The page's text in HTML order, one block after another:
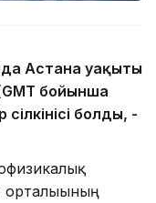
Астана уақыты
бойынша
болды, -
орталығының